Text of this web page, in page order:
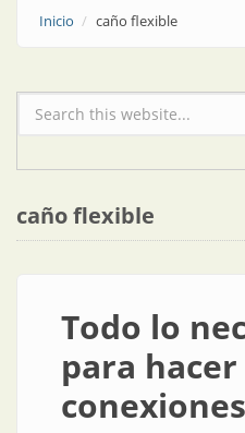
Inicio caño flexible
Formulario de búsqueda
caño flexible
Todo lo
para hacer